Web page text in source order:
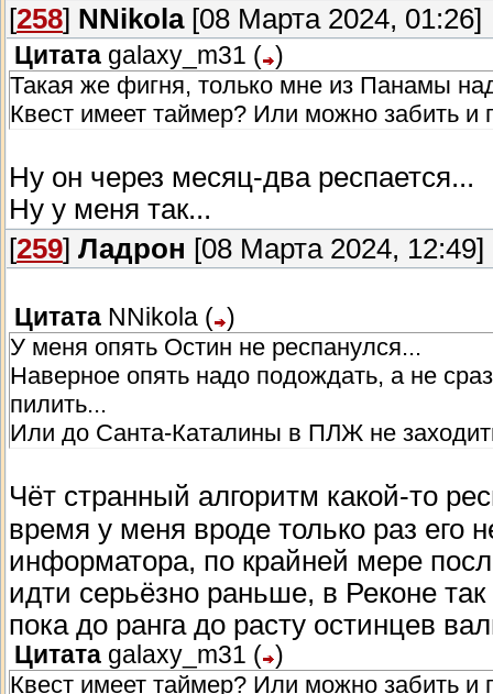
[258] NNikola[08 Марта 2024, 01:26]
Цитата galaxy_m31 ( )
Такая же фигня, только мне из Панамы
Квест имеет таймер? Или можно забить и
Ну он через месяц-два респается...
Ну у меня так...
[259] Ладрон [08 Марта 2024, 12:49]
Цитата NNikola ( )
У меня опять Остин не респанулся...
Наверное опять надо подождать, а не
пилить...
Или до Санта-Каталины в ПЛЖ не
Чёт странный алгоритм какой-то
время у меня вроде только раз
информатора, по крайней мере
идти серьёзно раньше, в Реконе
пока до ранга до расту остинцев
Цитата galaxy_m31 ( )
Квест имеет таймер? Или можно забить и